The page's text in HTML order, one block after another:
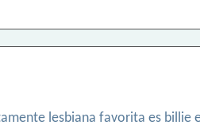
lesbiana favorita es billie